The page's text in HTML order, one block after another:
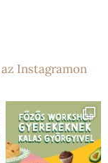
Instagramon